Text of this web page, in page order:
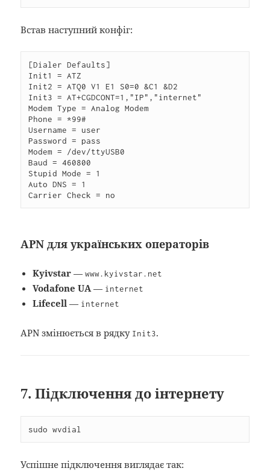
Встав наступний конфіг:
[Dialer Defaults]
Init1 = ATZ
Init2 = ATQ0 V1 E1 S0=0 &C1 &D2
Init3 = AT+CGDCONT=1,"IP","internet"
Modem Type = Analog Modem
Phone = *99#
Username = user
Password = pass
Modem = /dev/ttyUSB0
Baud = 460800
Stupid Mode = 1
Auto DNS = 1
Carrier Check = no
APN для українських операторів
Kyivstar —www.kyivstar.net
Vodafone UA — internet
Lifecell — internet
APN змінюється в рядку Init3.
7. Підключення до інтернету
sudo wvdial
Успішне підключення виглядає так: